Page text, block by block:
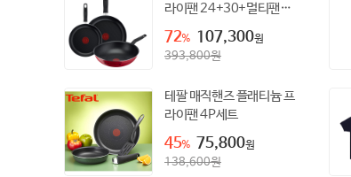
라이팬 24+30+멀티팬
28cm
72% 107,300원
393,800원
테팔 매직핸즈 플래티늄 프
라이팬 4P세트
45% 75,800원
138,600원